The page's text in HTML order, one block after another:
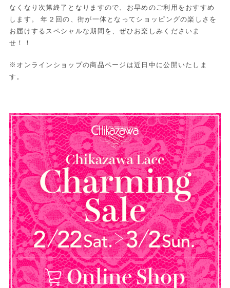
なくなり次第終了となりますので、お早めのご利用をおすすめ
します。 年２回の、街が一体となってショッピングの楽しさを
お届けするスペシャルな期間を、ぜひお楽しみくださいま
せ！！
※オンラインショップの商品ページは近日中に公開いたしま
す。